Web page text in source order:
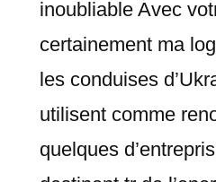
inoubliable Avec
certainement ma
les conduises
utilisent comme
quelques